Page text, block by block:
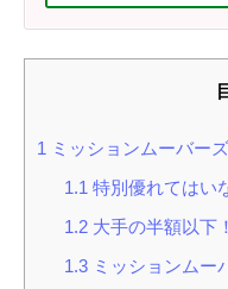
1 ミッションムーバー
1.1 特別優れてはい
1.2大手の半額以下！
1.3ミッションムー